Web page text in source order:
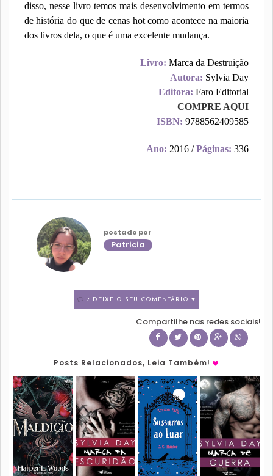
disso, nesse livro temos mais desenvolvimento em termos
de história do que de cenas hot como acontece na maioria
dos livros dela, o que é uma excelente mudança.
Livro: Marca da Destruição
Autora: Sylvia Day
Editora: Faro Editorial
COMPRE AQUI
ISBN: 9788562409585
Ano: 2016 /Páginas: 336
postado por
Patricia
7 DEIXE O SEU COMENTÁRIO ♥
Compartilhe nas redes sociais!
Posts Relacionados, Leia Também!